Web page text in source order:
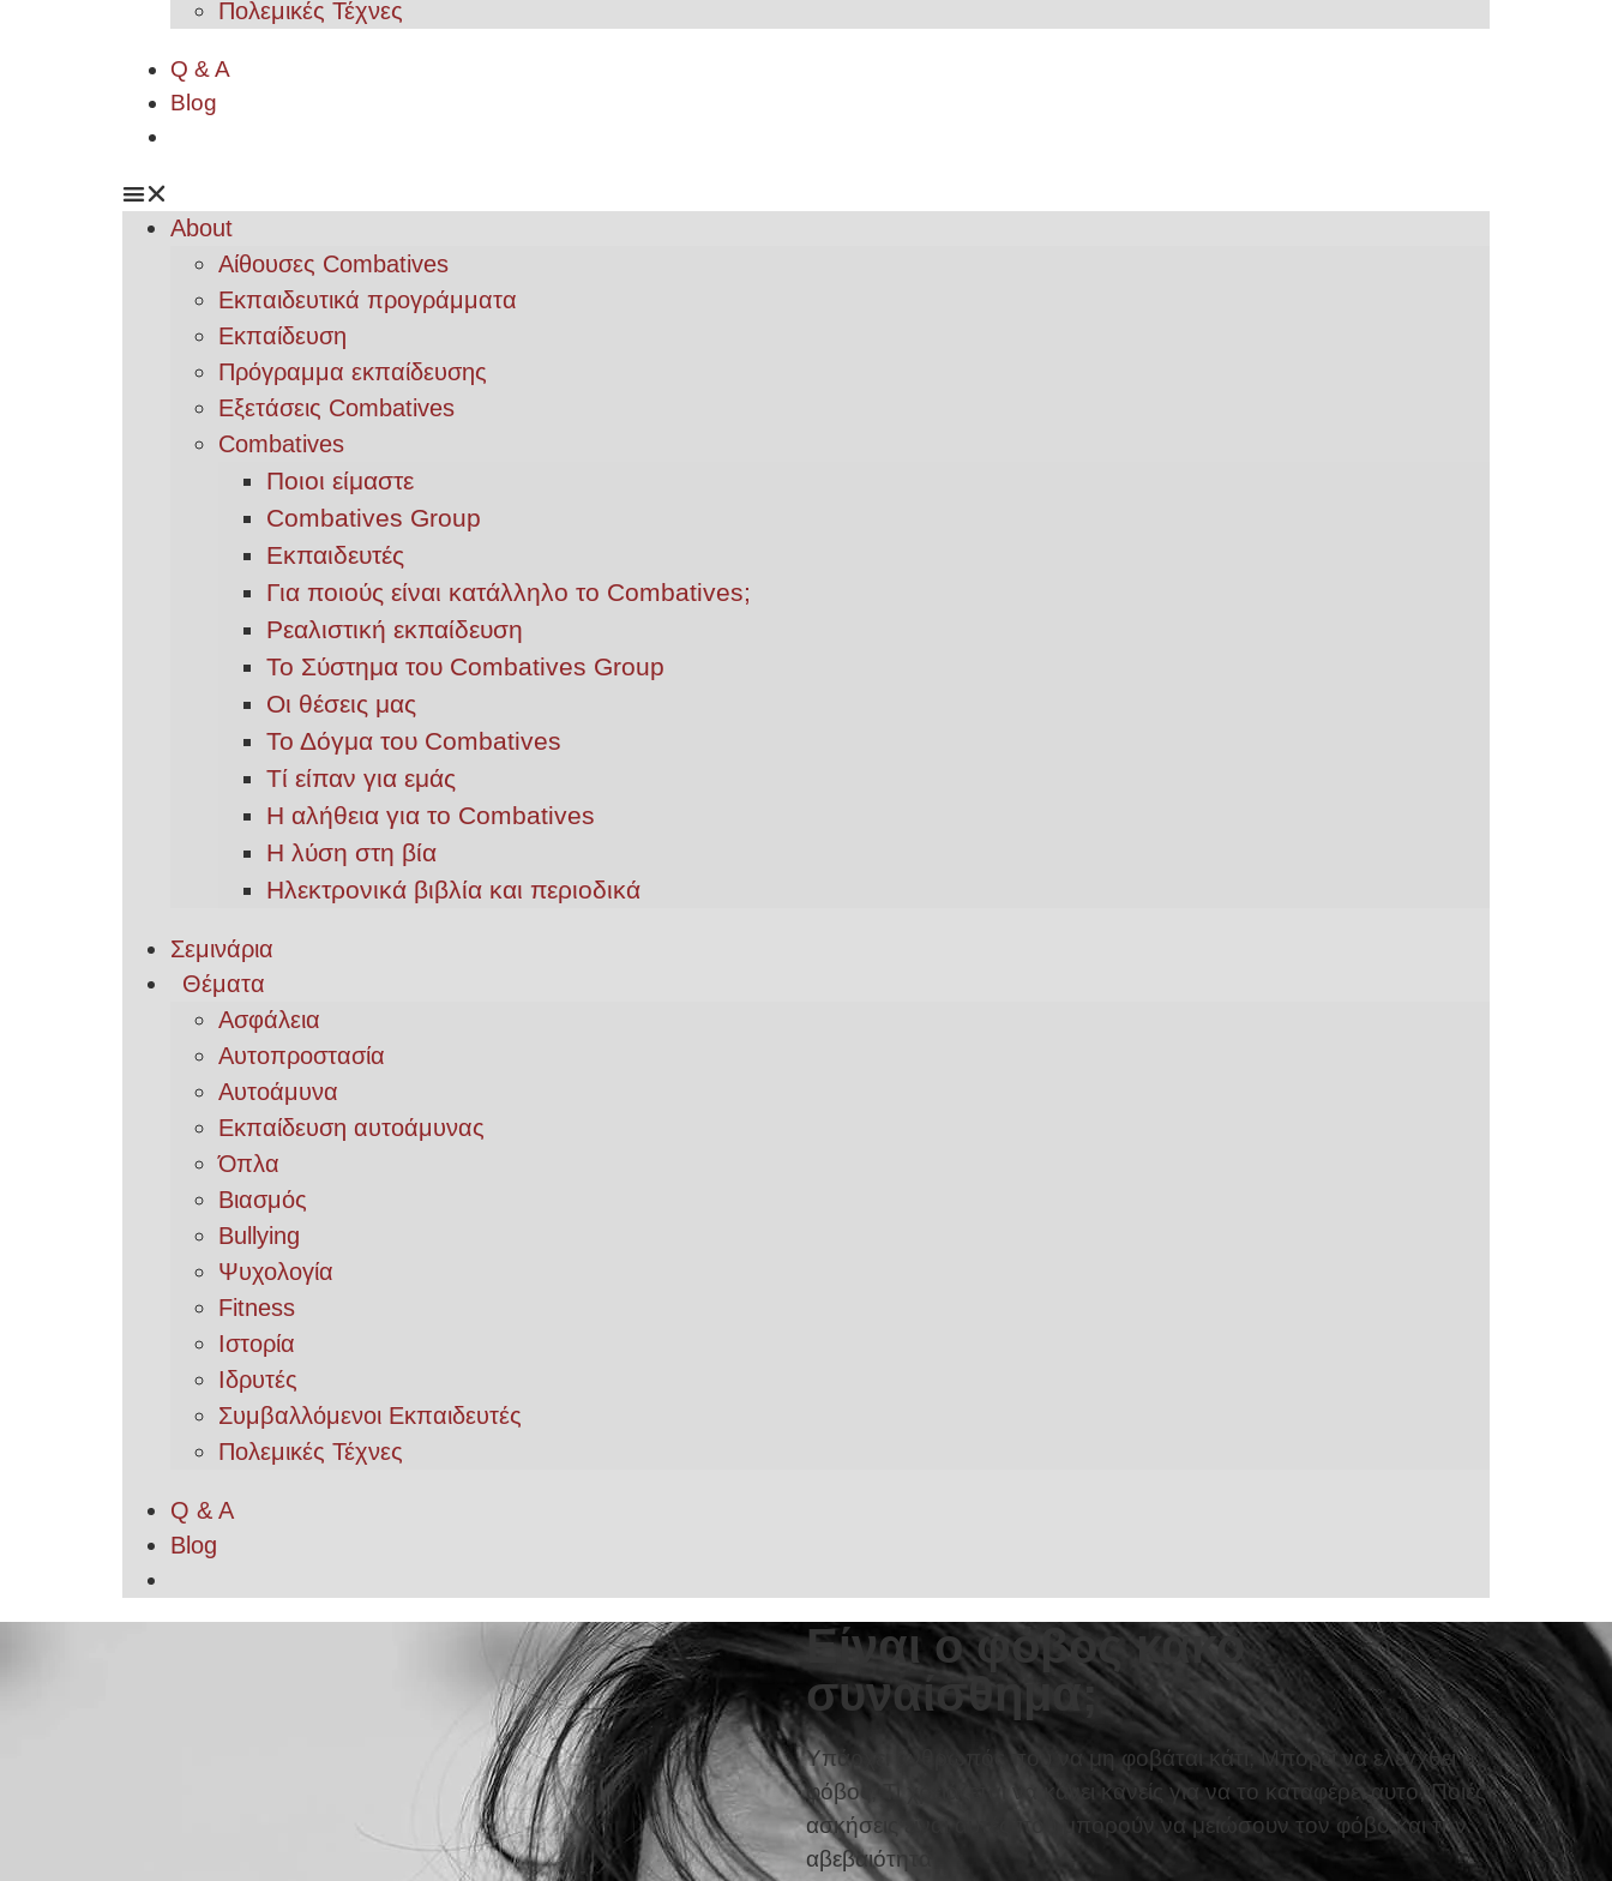
Πολεμικές Τέχνες
Q & A
Blog
About
Αίθουσες Combatives
Εκπαιδευτικά προγράμματα
Εκπαίδευση
Πρόγραμμα εκπαίδευσης
Εξετάσεις Combatives
Combatives
Ποιοι είμαστε
Combatives Group
Εκπαιδευτές
Για ποιούς είναι κατάλληλο το Combatives;
Ρεαλιστική εκπαίδευση
Το Σύστημα του Combatives Group
Οι θέσεις μας
Το Δόγμα του Combatives
Τί είπαν για εμάς
Η αλήθεια για το Combatives
Η λύση στη βία
Ηλεκτρονικά βιβλία και περιοδικά
Σεμινάρια
Θέματα
Ασφάλεια
Αυτοπροστασία
Αυτοάμυνα
Εκπαίδευση αυτοάμυνας
Όπλα
Βιασμός
Bullying
Ψυχολογία
Fitness
Ιστορία
Ιδρυτές
Συμβαλλόμενοι Εκπαιδευτές
Πολεμικές Τέχνες
Q & A
Blog
Είναι ο φόβος κακό
συναίσθημα;
Υπάρχει άνθρωπός που να μη φοβάται κάτι; Μπορεί να ελεγχθεί ο
φόβος; Τι χρειάζεται να κάνει κανείς για να το καταφέρει αυτο; Ποιές
ασκήσεις είναι αυτές που μπορούν να μειώσουν τον φόβο και την
αβεβαιότητα;